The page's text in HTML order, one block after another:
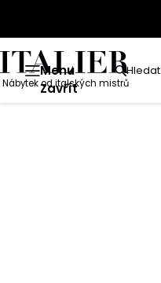
Menu
Zavřít
Hledat
Nábytek od italských mistrů